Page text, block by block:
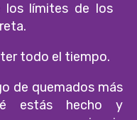
los límites de los
todo el tiempo.
de quemados más
estás hecho y